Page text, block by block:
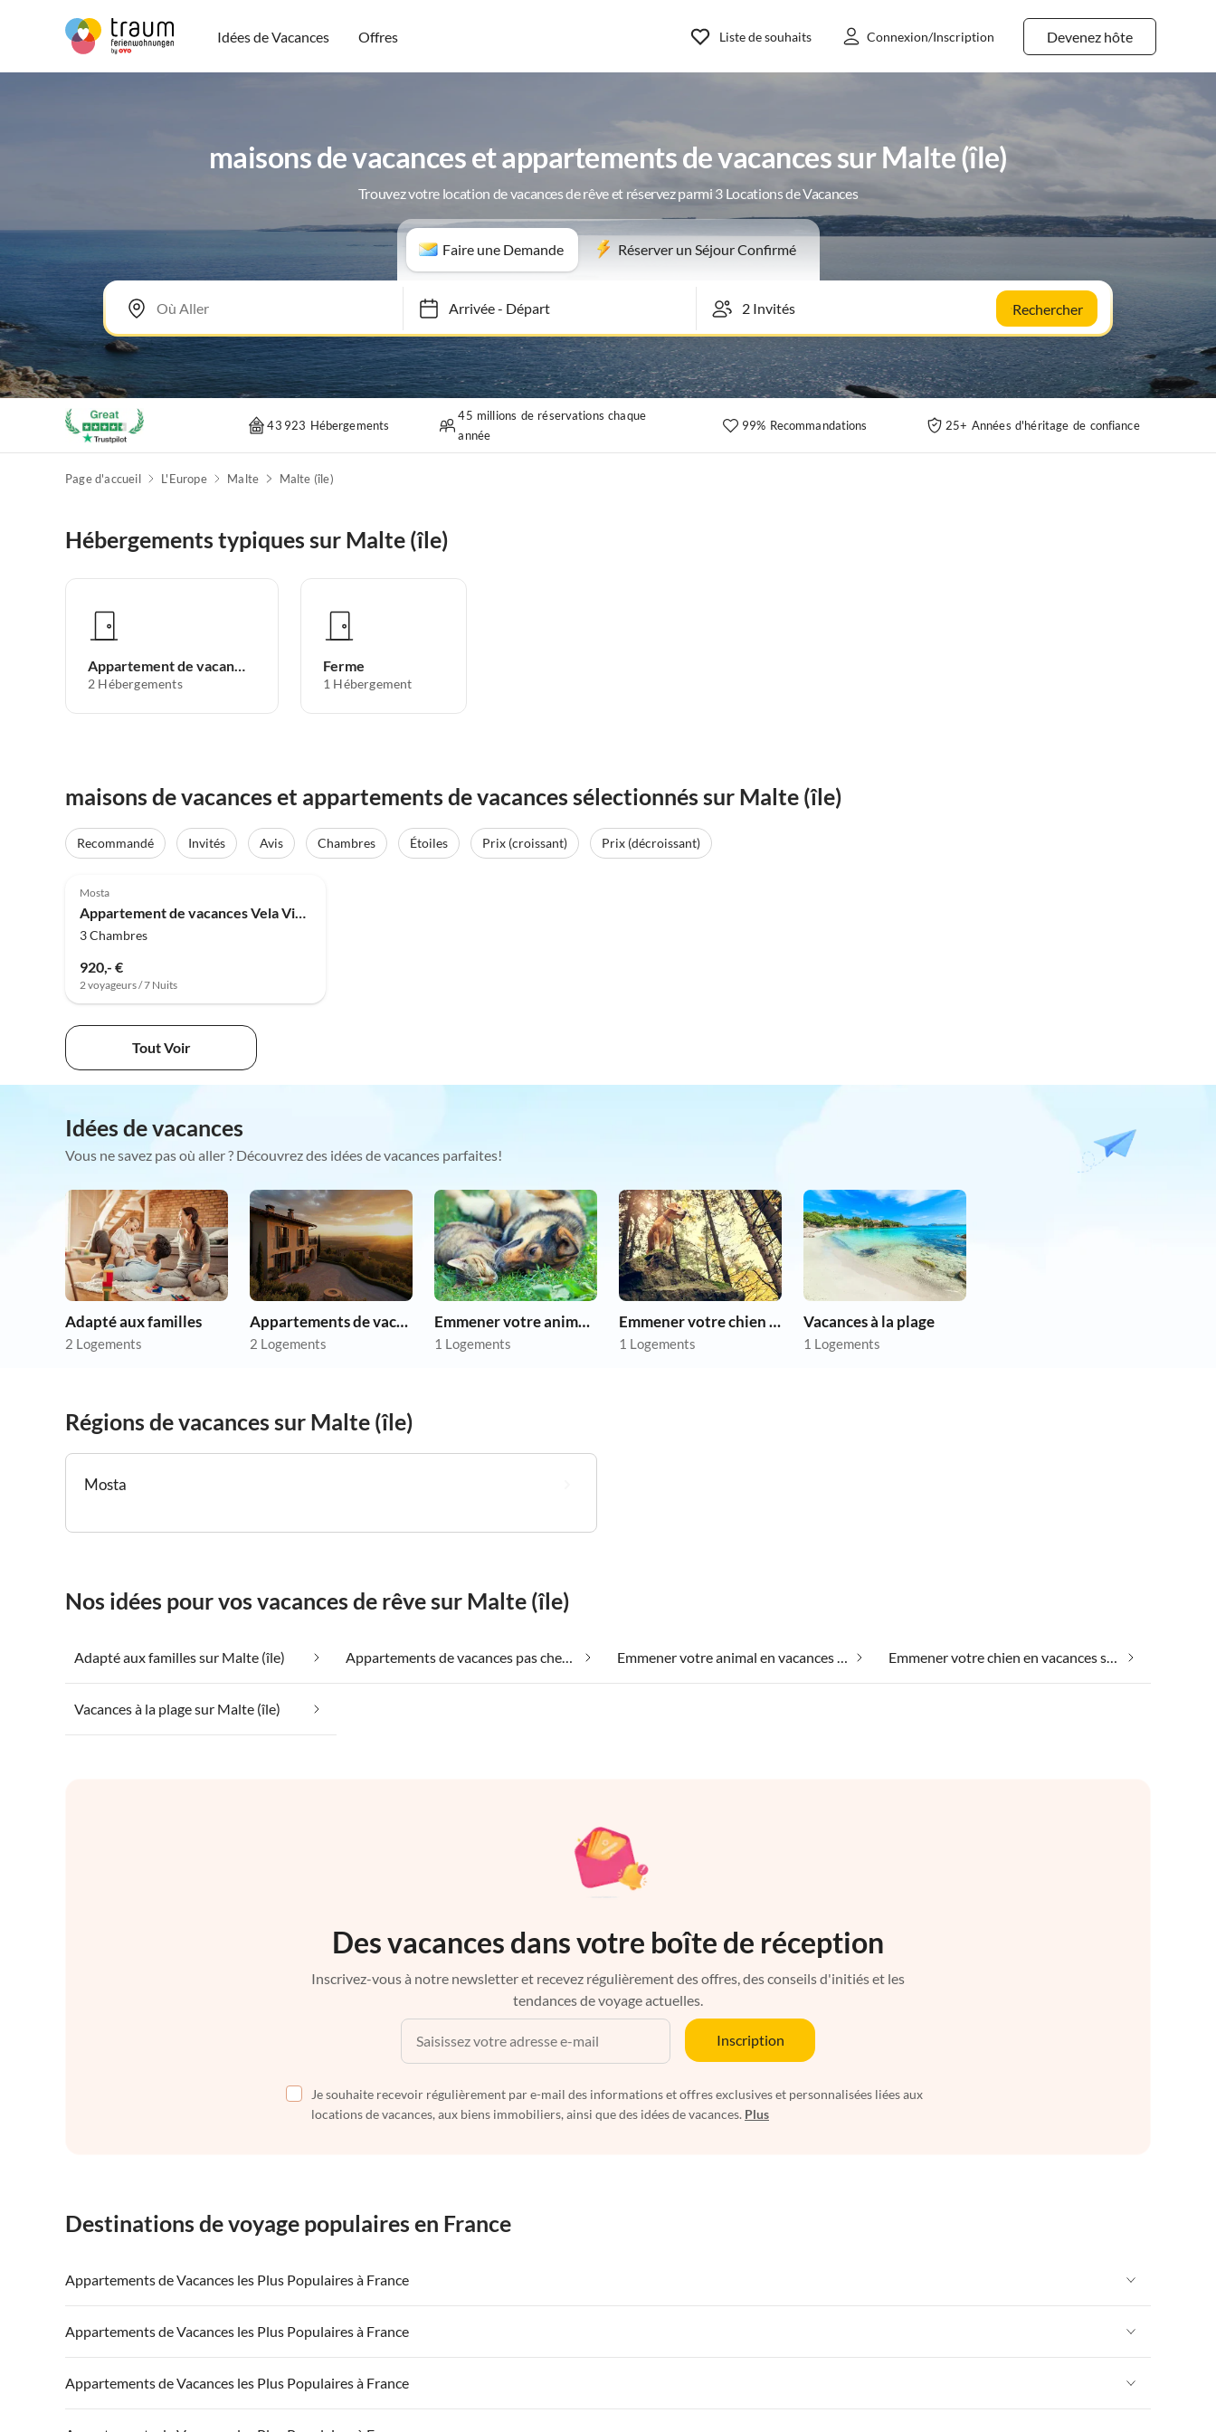
Idées de Vacances Offres Devenez hôte
Liste de souhaits Connexion/Inscription
maisons de vacances et appartements de vacances sur Malte (île)
Trouvez votre location de vacances de rêve et réservez parmi 3 Locations de Vacances
Faire une Demande Réserver un Séjour Confirmé
Arrivée-Départ Rechercher
43 923 Hébergements
45 millions de réservations chaque
année
99% Recommandations 25+ Années d'héritage de confiance
Page d'accueil L'Europe Malte Malte (île)
Hébergements typiques sur Malte (île)
Appartement de vacances
2 Hébergements
Ferme
1 Hébergement
maisons de vacances et appartements de vacances sélectionnés sur Malte (île)
Recommandé Invités Avis Chambres Étoiles Prix (croissant) Prix (décroissant)
Mosta
Appartement de vacances Vela Vista
3 Chambres
920,- €
2 voyageurs / 7 Nuits
Tout Voir
Idées de vacances
Vous ne savez pas où aller ? Découvrez des idées de vacances parfaites!
Adapté aux familles
2 Logements
Appartements de vacances pas chers
2 Logements
Emmener votre animal en vacances
1 Logements
Emmener votre chien en vacances
1 Logements
Vacances à la plage
1 Logements
Régions de vacances sur Malte (île)
Mosta
Nos idées pour vos vacances de rêve sur Malte (île)
Adapté aux familles sur Malte (île) Appartements de vacances pas chers sur Malte (île) Emmener votre animal en vacances sur Malte (île) Emmener votre chien en vacances sur Malte (île)
Vacances à la plage sur Malte (île)
Des vacances dans votre boîte de réception
Inscrivez-vous à notre newsletter et recevez régulièrement des offres, des conseils d'initiés et les
tendances de voyage actuelles.
Inscription
Je souhaite recevoir régulièrement par e-mail des informations et offres exclusives et personnalisées liées aux
locations de vacances, aux biens immobiliers, ainsi que des idées de vacances. Plus
Destinations de voyage populaires en France
Appartements de Vacances les Plus Populaires à France
Appartements de Vacances à France Appartements de Vacances à Paris-Ile de France
Appartements de Vacances à Côte atlantique Appartements de Vacances à la Normandie Appartements de Vacances à Sud de la France Appartements de Vacances à Provence
Appartements de Vacances à Côte d'Azur
Appartements de Vacances les Plus Populaires à France
Appartements de Vacances à France Appartements de Vacances à Paris-Ile de France
Appartements de Vacances à Côte atlantique Appartements de Vacances à la Normandie Appartements de Vacances à Sud de la France Appartements de Vacances à Provence
Appartements de Vacances les Plus Populaires à France